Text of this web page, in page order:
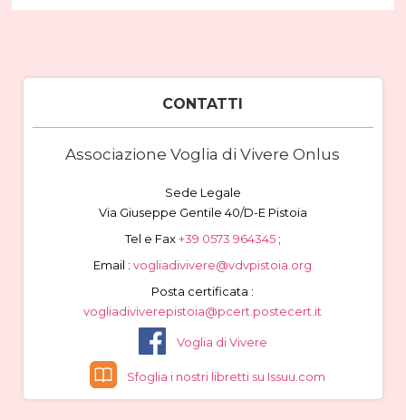
CONTATTI
Associazione Voglia di Vivere Onlus
Sede Legale
Via Giuseppe Gentile 40/D-E Pistoia
Tel e Fax+39 0573 964345 ;
Email : vogliadivivere@vdvpistoia.org
Posta certificata :
vogliadiviverepistoia@pcert.postecert.it
Voglia di Vivere
Sfoglia i nostri libretti su Issuu.com